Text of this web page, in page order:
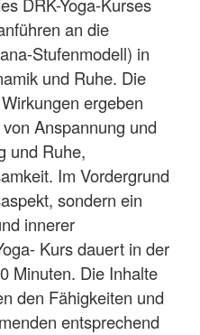
an die
Stufenmodell) in
und Ruhe. Die
ergeben
Anspannung und
und Ruhe,
Im Vordergrund
sondern ein
innerer
Kurs dauert in der
Minuten. Die Inhalte
den Fähigkeiten und
entsprechend